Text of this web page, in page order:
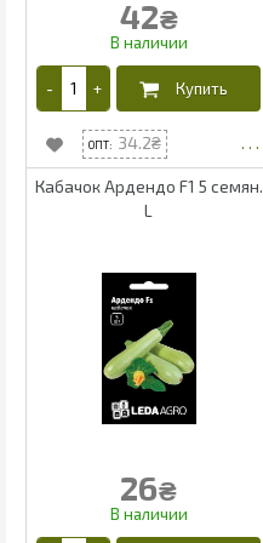
42₴
34.2
Кабачок Ардендо F1 5 семян.
L
26₴